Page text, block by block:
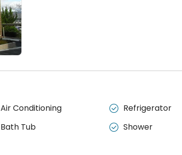
Air Conditioning  Refrigerator
Bath Tub  Shower